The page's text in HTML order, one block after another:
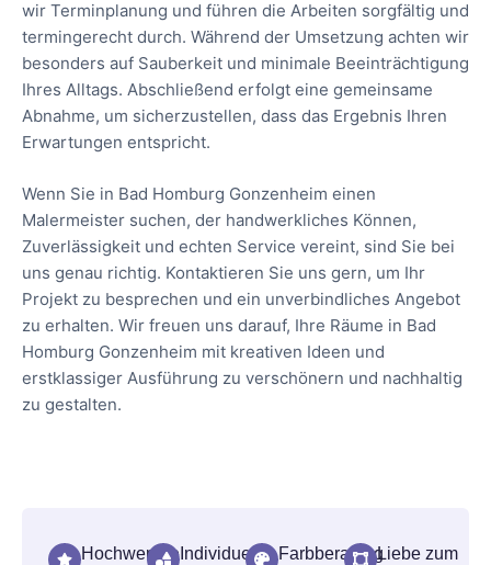
wir Terminplanung und führen die Arbeiten sorgfältig und
termingerecht durch. Während der Umsetzung achten wir
besonders auf Sauberkeit und minimale Beeinträchtigung
Ihres Alltags. Abschließend erfolgt eine gemeinsame
Abnahme, um sicherzustellen, dass das Ergebnis Ihren
Erwartungen entspricht.
Wenn Sie in Bad Homburg Gonzenheim einen
Malermeister suchen, der handwerkliches Können,
Zuverlässigkeit und echten Service vereint, sind Sie bei
uns genau richtig. Kontaktieren Sie uns gern, um Ihr
Projekt zu besprechen und ein unverbindliches Angebot
zu erhalten. Wir freuen uns darauf, Ihre Räume in Bad
Homburg Gonzenheim mit kreativen Ideen und
erstklassiger Ausführung zu verschönern und nachhaltig
zu gestalten.
Hochwertige Individuelle FarbberatungLiebe zum